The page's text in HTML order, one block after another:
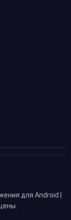
для Android |